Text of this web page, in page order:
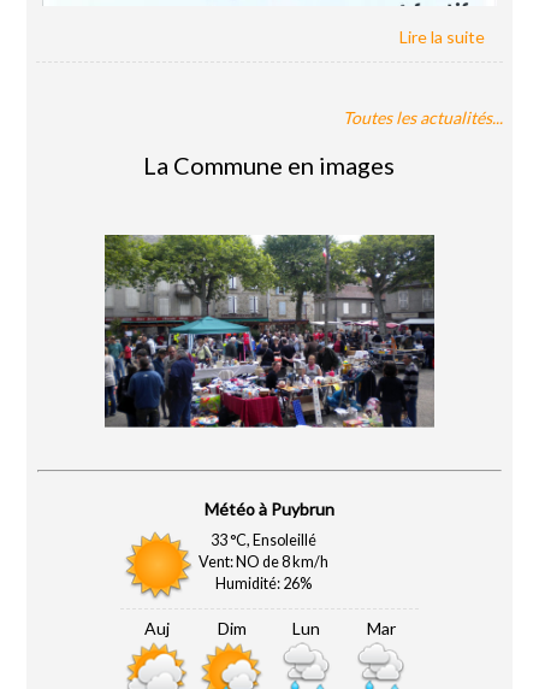
Toutes les actualités...
La Commune en images
Puybrun
33 °C, Ensoleillé
Vent: NO de 8 km/h
Humidité: 26%
Auj Dim Lun Mar